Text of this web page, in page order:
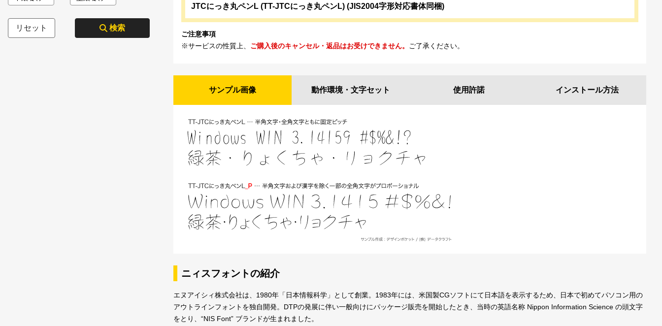
リセット 検索
JTCにっき丸ペンL (TT-JTCにっき丸ペンL) (JIS2004字形対応書体同梱)
ご注意事項
※サービスの性質上、 ご購入後のキャンセル・返品はお受けできません。 ご了承ください。
サンプル画像 動作環境・ 文字セット 使用許諾 インストール方法
ニィスフォントの紹介
エヌアイシィ株式会社は、1980年「日本情報科学」として創業。1983年には、米国製CGソフトにて日本語を表示するため、日本で初めてパソコン用の
アウトラインフォントを独自開発。DTPの発展に伴い一般向けにパッケージ販売を開始したとき、当時の英語名称 Nippon Information Science の頭文字
をとり、“NIS Font” ブランドが生まれました。